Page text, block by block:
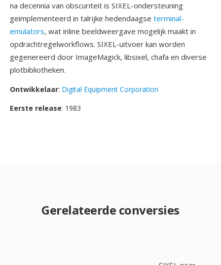
na decennia van obscuriteit is SIXEL-ondersteuning
geimplementeerd in talrijke hedendaagse terminal-
emulators, wat inline beeldweergave mogelijk maakt in
opdrachtregelworkflows. SIXEL-uitvoer kan worden
gegenereerd door ImageMagick, libsixel, chafa en diverse
plotbibliotheken.
Ontwikkelaar: Digital Equipment Corporation
Eerste release: 1983
Gerelateerde conversies